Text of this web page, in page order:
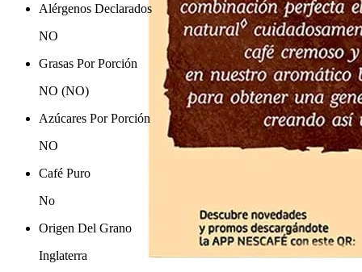
Alérgenos Declarados
NO
Grasas Por Porción
NO (NO)
Azúcares Por Porción
NO
Café Puro
No
Origen Del Grano
Inglaterra